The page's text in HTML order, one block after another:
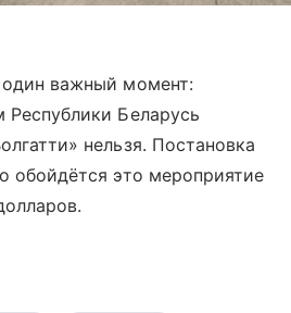
важный момент:
Республики Беларусь
нельзя. Постановка
обойдётся это мероприятие